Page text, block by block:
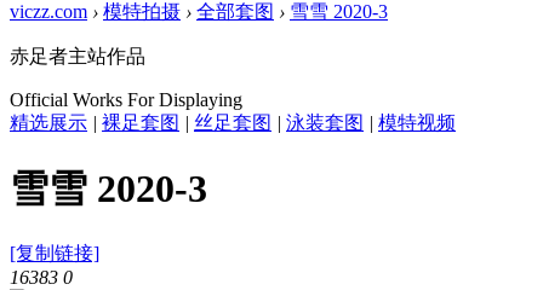
viczz.com › 模特拍摄 › 全部套图 › 雪雪 2020-3
赤足者主站作品
Official Works For Displaying
精选展示 | 裸足套图 | 丝足套图 | 泳装套图 | 模特视频
雪雪 2020-3
[复制链接]
16383 0